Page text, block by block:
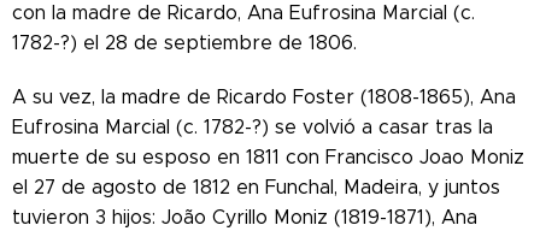
con la madre de Ricardo, Ana Eufrosina Marcial (c.
1782-?) el 28 de septiembre de 1806.
A su vez, la madre de Ricardo Foster (1808-1865), Ana
Eufrosina Marcial (c. 1782-?) se volvió a casar tras la
muerte de su esposo en 1811 con Francisco Joao Moniz
el 27 de agosto de 1812 en Funchal, Madeira, y juntos
tuvieron 3 hijos: João Cyrillo Moniz (1819-1871), Ana